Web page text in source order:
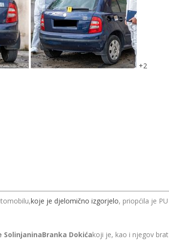
+2
koje je djelomično izgorjelo, priopćila je PU
SolinjaninaBranka Dokićakoji je, kao i njegov brat